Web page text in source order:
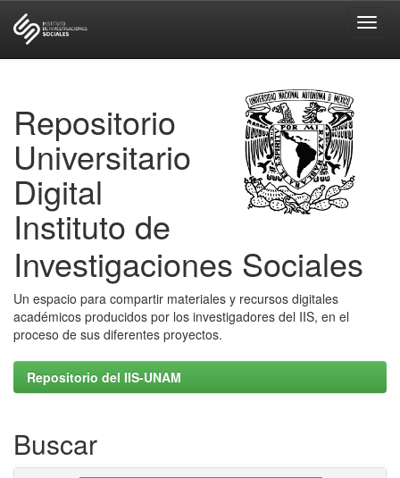
Repositorio
Universitario
Digital
Instituto de
Investigaciones Sociales
Un espacio para compartir materiales y recursos digitales
académicos producidos por los investigadores del IIS, en el
proceso de sus diferentes proyectos.
Repositorio del IIS-UNAM
Buscar